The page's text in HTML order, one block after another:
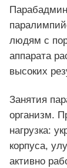
людям с
аппарата
высоких
Занятия
организм.
нагрузка:
корпуса,
активно